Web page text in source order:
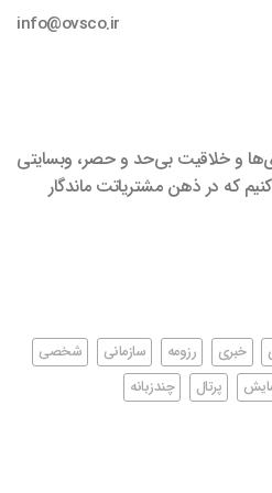
info@ovsco.ir
و خلاقیت بی‌حد و حصر، وبسایتی
که در ذهن مشتریاتت ماندگار
خبری رزومه سازمانی
شخصی
پرتال چندزبانه